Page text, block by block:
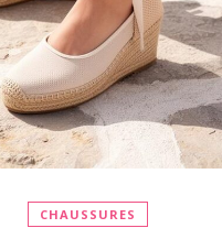
CHAUSSURES